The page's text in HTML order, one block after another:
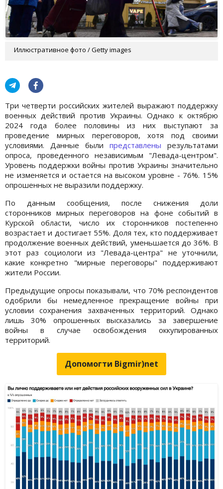
Иллюстративное фото / Getty images
Три четверти российских жителей выражают поддержку
военных действий против Украины. Однако к октябрю
2024 года более половины из них выступают за
проведение мирных переговоров, хотя под своими
условиями. Данные были представлены результатами
опроса, проведенного независимым "Левада-центром".
Уровень поддержки войны против Украины значительно
не изменяется и остается на высоком уровне - 76%. 15%
опрошенных не выразили поддержку.
По данным сообщения, после снижения доли
сторонников мирных переговоров на фоне событий в
Курской области, число их сторонников постепенно
возрастает и достигает 55%. Доля тех, кто поддерживает
продолжение военных действий, уменьшается до 36%. В
этот раз социологи из "Левада-центра" не уточнили,
какие конкретно "мирные переговоры" поддерживают
жители России.
Предыдущие опросы показывали, что 70% респондентов
одобрили бы немедленное прекращение войны при
условии сохранения захваченных территорий. Однако
лишь 30% опрошенных высказались за завершение
войны в случае освобождения оккупированных
территорий.
Допомогти Bigmir)net